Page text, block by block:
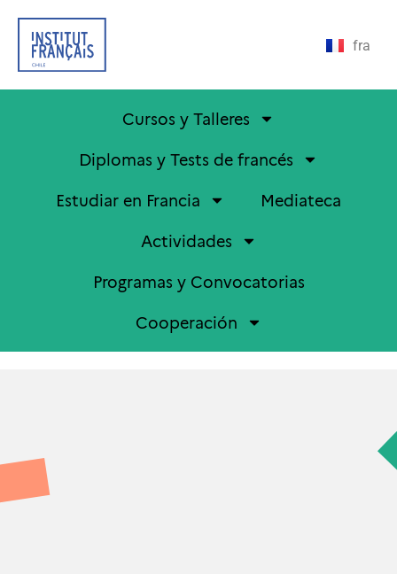
fra
Cursos y Talleres
Diplomas y Tests de francés
Estudiar en Francia
Mediateca
Actividades
Programas y Convocatorias
Cooperación